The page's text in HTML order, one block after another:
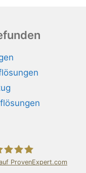
ProvenExpert.com